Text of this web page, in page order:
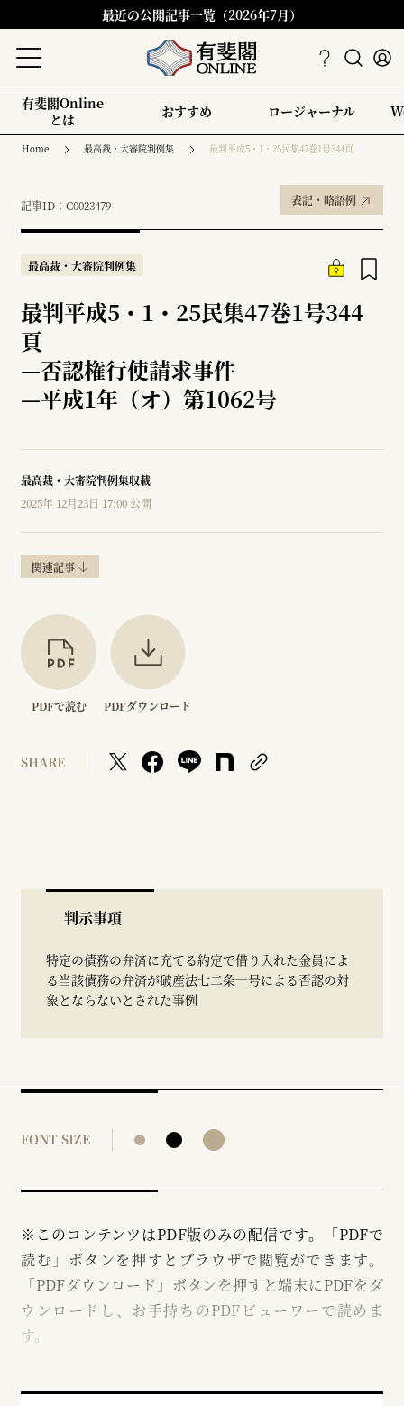
最近の公開記事一覧（2026年7月）
有斐閣Online
とは
おすすめ ロージャーナル
Home 最高裁・大審院判例集 最判平成5・1・25民集47巻1号344頁
記事ID：C0023479 表記・略語例
最高裁・大審院判例集
最判平成5・1・25民集47巻1号344
頁
—否認権行使請求事件
—平成1年（オ）第1062号
最高裁・大審院判例集収載
2025年 12月23日 17:00 公開
関連記事
PDFで読む PDFダウンロード
SHARE
判示事項
特定の債務の弁済に充てる約定で借り入れた金員によ
る当該債務の弁済が破産法七二条一号による否認の対
象とならないとされた事例
FONT SIZE
※このコンテンツはPDF版のみの配信です。「PDFで
読む」ボタンを押すとブラウザで閲覧ができます。
「PDFダウンロード」ボタンを押すと端末にPDFをダ
ウンロードし、お手持ちのPDFビューワーで読めま
す。